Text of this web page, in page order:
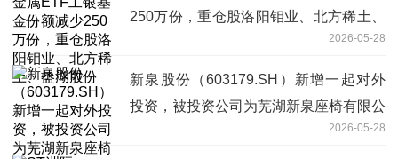
250万份，重仓股洛阳钼业、北方稀土、
2026-05-28
新泉股份（603179.SH）新增一起对外
投资，被投资公司为芜湖新泉座椅有限公
2026-05-28